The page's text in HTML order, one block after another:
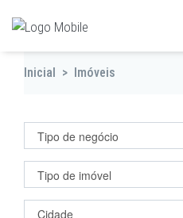
Inicial > Imóveis